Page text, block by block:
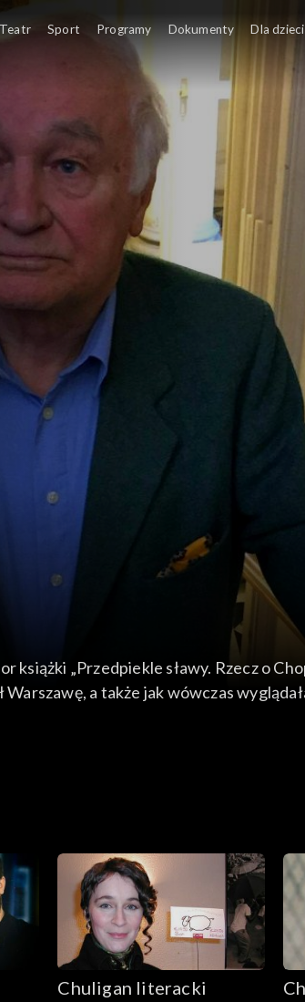
„Przedpiekle sławy. Rzecz o
a także jak wówczas
Chuligan literacki
Teatr Sport Programy Dokumenty Dla dzieci